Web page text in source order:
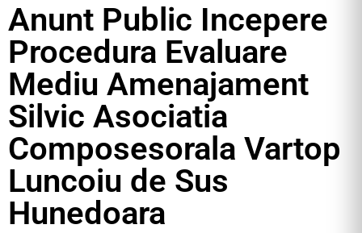
Anunt Public Incepere
Procedura Evaluare
Mediu Amenajament
Silvic Asociatia
Composesorala Vartop
Luncoiu de Sus
Hunedoara